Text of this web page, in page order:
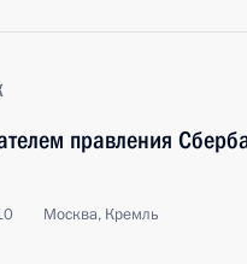
правления
Москва, Кремль